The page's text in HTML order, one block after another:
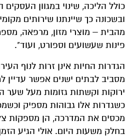
כולל הליכה, שינוי במגוון העסקים
ובשכונה כך שיינתנו שירותים
מהבית – מוצרי מזון, מרפאה,
פינות שעשועים וספורט, ועוד".
הגדרות החיות אינן זרות לנוף
מסביב לבתים ישנים אפשר עדיין
ירוקות וקשתות גזומות מעל שער
כשגדרות אלו גבוהות מספיק
מכסים את המדרכה, הן מספקות
בחלק משעות היום. אולי הגיע